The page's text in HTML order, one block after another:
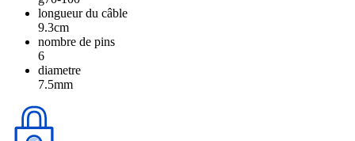
longueur du câble
9.3cm
nombre de pins
6
diametre
7.5mm